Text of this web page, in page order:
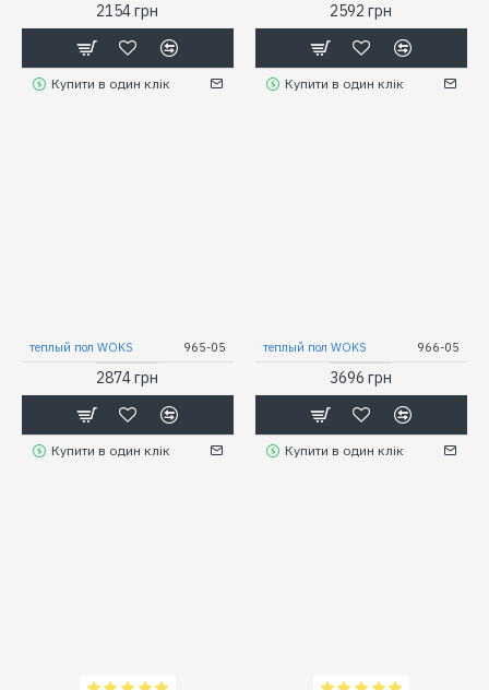
2154 грн
Купити в один клік
2592 грн
Купити в один клік
теплый пол WOKS 965-05
2874 грн
Купити в один клік
теплый пол WOKS 966-05
3696 грн
Купити в один клік